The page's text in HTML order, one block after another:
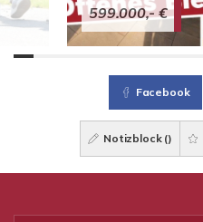
599.000,- €
Facebook
Notizblock ()